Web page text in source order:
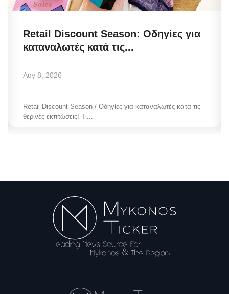
Retail Discount Season: Οδηγίες για
καταναλωτές κατά τις...
Αυγ 8, 2026
Retail Discount Season / Οδηγίες για καταναλωτές κατά τις
θερινές εκπτώσεις! Τι...